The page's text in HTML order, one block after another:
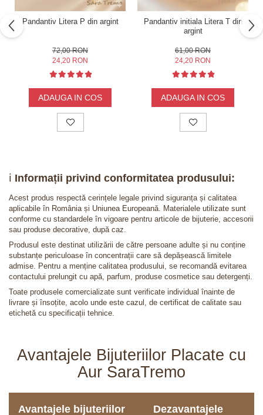
Pandantiv Litera P din argint
72,00 RON
24,20 RON
ADAUGA IN COS
Pandantiv initiala Litera T din
argint
61,00 RON
24,20 RON
ADAUGA IN COS
ℹ️ Informații privind conformitatea produsului:
Acest produs respectă cerințele legale privind siguranța și calitatea
aplicabile în România și Uniunea Europeană. Materialele utilizate sunt
conforme cu standardele în vigoare pentru articole de bijuterie, accesorii
sau produse decorative, după caz.
Produsul este destinat utilizării de către persoane adulte și nu conține
substanțe periculoase în concentrații care să depășească limitele
admise. Pentru a menține calitatea produsului, se recomandă evitarea
contactului prelungit cu apă, parfum, produse cosmetice sau detergenți.
Toate produsele comercializate sunt verificate individual înainte de
livrare și însoțite, acolo unde este cazul, de certificat de calitate sau
etichetă cu specificații tehnice.
Avantajele Bijuteriilor Placate cu
Aur SaraTremo
Avantajele bijuteriilor
Dezavantajele